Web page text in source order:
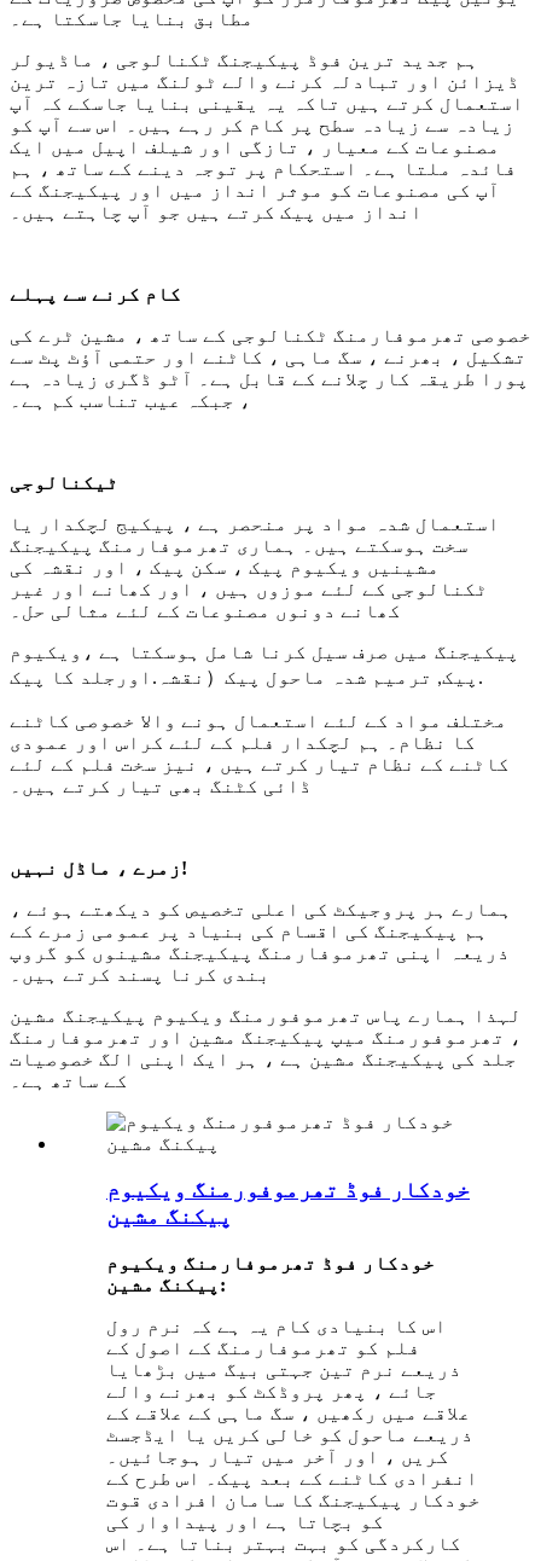
مطابق بنایا جاسکتا ہے۔
ہم جدید ترین فوڈ پیکیجنگ ٹکنالوجی ، ماڈیولر
ڈیزائن اور تبادلہ کرنے والے ٹولنگ میں تازہ ترین
استعمال کرتے ہیں تاکہ یہ یقینی بنایا جاسکے کہ آپ
زیادہ سے زیادہ سطح پر کام کر رہے ہیں۔ اس سے آپ کو
مصنوعات کے معیار ، تازگی اور شیلف اپیل میں ایک
فائدہ ملتا ہے۔ استحکام پر توجہ دینے کے ساتھ ، ہم
آپ کی مصنوعات کو موثر انداز میں اور پیکیجنگ کے
انداز میں پیک کرتے ہیں جو آپ چاہتے ہیں۔
کام کرنے سے پہلے
خصوصی تھرموفارمنگ ٹکنالوجی کے ساتھ ، مشین ٹرے کی
تشکیل ، بھرنے ، سگ ماہی ، کاٹنے اور حتمی آؤٹ پٹ سے
پورا طریقہ کار چلانے کے قابل ہے۔ آٹو ڈگری زیادہ ہے
، جبکہ عیب تناسب کم ہے۔
ٹیکنالوجی
استعمال شدہ مواد پر منحصر ہے ، پیکیج لچکدار یا
سخت ہوسکتے ہیں۔ ہماری تھرموفارمنگ پیکیجنگ
مشینیں ویکیوم پیک ، سکن پیک ، اور نقشہ کی
ٹکنالوجی کے لئے موزوں ہیں ، اور کھانے اور غیر
کھانے دونوں مصنوعات کے لئے مثالی حل۔
پیکیجنگ میں صرف سیل کرنا شامل ہوسکتا ہے ، ویکیوم
پیک, ترمیم شدہ ماحول پیک （ نقشہ . اور جلد کا پیک .
مختلف مواد کے لئے استعمال ہونے والا خصوصی کاٹنے
کا نظام۔ ہم لچکدار فلم کے لئے کراس اور عمودی
کاٹنے کے نظام تیار کرتے ہیں ، نیز سخت فلم کے لئے
ڈائی کٹنگ بھی تیار کرتے ہیں۔
زمرے ، ماڈل نہیں!
ہمارے ہر پروجیکٹ کی اعلی تخصیص کو دیکھتے ہوئے ،
ہم پیکیجنگ کی اقسام کی بنیاد پر عمومی زمرے کے
ذریعہ اپنی تھرموفارمنگ پیکیجنگ مشینوں کو گروپ
بندی کرنا پسند کرتے ہیں۔
لہذا ہمارے پاس تھرموفورمنگ ویکیوم پیکیجنگ مشین
، تھرموفورمنگ میپ پیکیجنگ مشین اور تھرموفارمنگ
جلد کی پیکیجنگ مشین ہے ، ہر ایک اپنی الگ خصوصیات
کے ساتھ ہے۔
خودکار فوڈ تھرموفورمنگ ویکیوم
پیکنگ مشین
خودکار فوڈ تھرموفارمنگ ویکیوم
پیکنگ مشین:
اس کا بنیادی کام یہ ہے کہ نرم رول
فلم کو تھرموفارمنگ کے اصول کے
ذریعے نرم تین جہتی بیگ میں بڑھایا
جائے ، پھر پروڈکٹ کو بھرنے والے
علاقے میں رکھیں ، سگ ماہی کے علاقے کے
ذریعے ماحول کو خالی کریں یا ایڈجسٹ
کریں ، اور آخر میں تیار ہوجائیں۔
انفرادی کاٹنے کے بعد پیک۔ اس طرح کے
خودکار پیکیجنگ کا سامان افرادی قوت
کو بچاتا ہے اور پیداوار کی
کارکردگی کو بہت بہتر بناتا ہے۔ اس